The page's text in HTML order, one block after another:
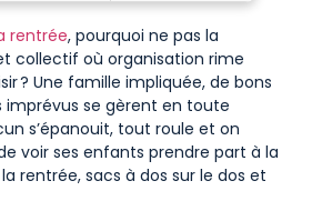
rentrée, pourquoi ne pas la
collectif où organisation rime
? Une famille impliquée, de bons
imprévus se gèrent en toute
s’épanouit, tout roule et on
voir ses enfants prendre part à la
rentrée, sacs à dos sur le dos et